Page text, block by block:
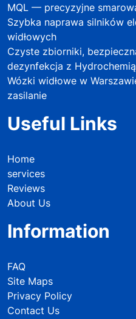
MQL — precyzyjne
Szybka naprawa silników
widłowych
Czyste zbiorniki,
dezynfekcja z Hydrochemią
Wózki widłowe w
zasilanie
Useful Links
Home
services
Reviews
About Us
Information
FAQ
Site Maps
Privacy Policy
Contact Us